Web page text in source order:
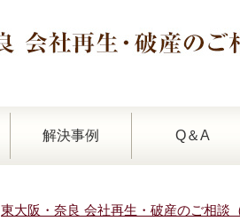
解決事例 Q＆A
東大阪・奈良 会社再生・破産のご相談